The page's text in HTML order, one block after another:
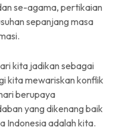
se-agama, pertikaian
sepanjang masa
kita jadikan sebagai
kita mewariskan konflik
berupaya
yang dikenang baik
Indonesia adalah kita.